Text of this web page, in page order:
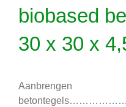
biobased
30 x 30 x
Aanbrengen